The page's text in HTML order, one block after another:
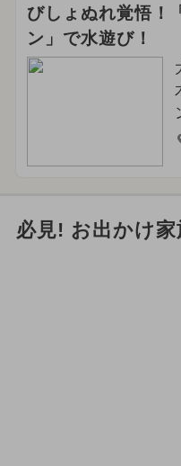
びしょぬれ覚悟！
ン」で水遊び！
必見! お出かけ